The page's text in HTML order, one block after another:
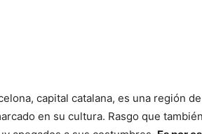
capital catalana, es una región
en su cultura. Rasgo que